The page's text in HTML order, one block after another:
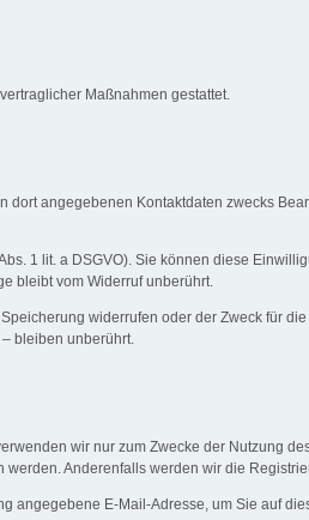
Maßnahmen gestattet.
angegebenen Kontaktdaten zwecks
1 lit. a DSGVO). Sie können diese
bleibt vom Widerruf unberührt.
widerrufen oder der Zweck für
bleiben unberührt.
wir nur zum Zwecke der Nutzung
Anderenfalls werden wir die
E-Mail-Adresse, um Sie auf